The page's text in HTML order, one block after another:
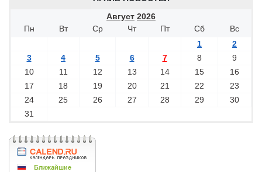
Август 2026
Пн
Вт Ср Чт Пт Сб
Вс
1
2
3
4 5 6 7 8
9
10
11 12 13 14 15
16
17
18 19 20 21 22
23
24
25 26 27 28 29
30
31